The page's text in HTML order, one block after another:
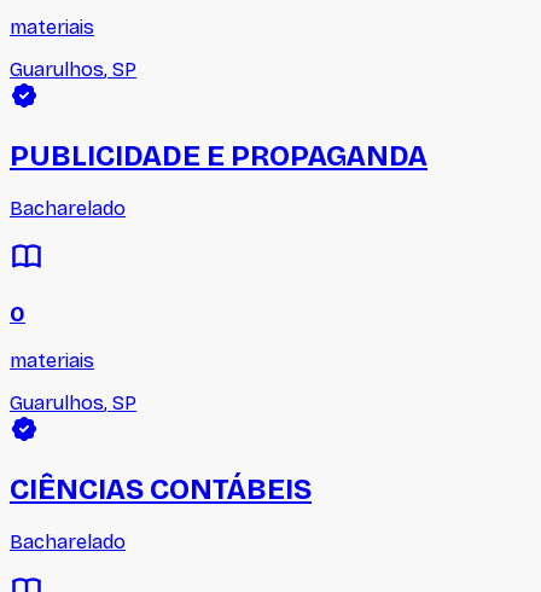
materiais
Guarulhos, SP
PUBLICIDADE E PROPAGANDA
Bacharelado
0
materiais
Guarulhos, SP
CIÊNCIAS CONTÁBEIS
Bacharelado